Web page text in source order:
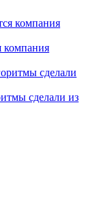
компания
сделали из